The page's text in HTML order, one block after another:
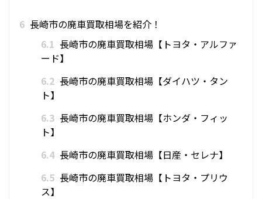
6 長崎市の廃車買取相場を紹介！
6.1 長崎市の廃車買取相場【トヨタ・アルファ
ード】
6.2 長崎市の廃車買取相場【ダイハツ・タン
ト】
6.3 長崎市の廃車買取相場【ホンダ・フィッ
ト】
6.4 長崎市の廃車買取相場【日産・セレナ】
6.5 長崎市の廃車買取相場【トヨタ・プリウ
ス】